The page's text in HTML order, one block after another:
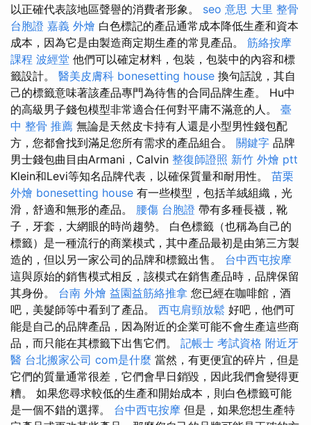
以正確代表該地區聲譽的消費者形象。 seo 意思 大里 整骨
台胞證 嘉義 外燴 白色標記的產品通常成本降低生產和資本
成本，因為它是由製造商定期生產的常見產品。 筋絡按摩
課程 波經堂 他們可以確定材料，包裝，包裝中的內容和標
籤設計。 醫美皮膚科 bonesetting house 換句話說，其自
己的標籤意味著該產品專門為待售的合同品牌生產。 Hu中
的高級男子錢包模型非常適合任何對平庸不滿意的人。 臺
中 整骨 推薦 無論是天然皮卡持有人還是小型男性錢包配
方，您都會找到滿足您所有需求的產品組合。 關鍵字 品牌
男士錢包曲目由Armani，Calvin 整復師證照 新竹 外燴 ptt
Klein和Levi等知名品牌代表，以確保質量和耐用性。 苗栗
外燴 bonesetting house 有一些模型，包括羊絨組織，光
滑，舒適和無形的產品。 腰傷 台胞證 帶有多種長襪，靴
子，牙套，大網眼的時尚趨勢。 白色標籤（也稱為自己的
標籤）是一種流行的商業模式，其中產品最初是由第三方製
造的，但以另一家公司的品牌和標籤出售。 台中西屯按摩
這與原始的銷售模式相反，該模式在銷售產品時，品牌保留
其身份。 台南 外燴 益園益筋絡推拿 您已經在咖啡館，酒
吧，美髮師等中看到了產品。 西屯肩頸放鬆 好吧，他們可
能是自己的品牌產品，因為附近的企業可能不會生產這些商
品，而只能在其標籤下出售它們。 記帳士 考試資格 附近牙
醫 台北搬家公司 com是什麼 當然，有更便宜的碎片，但是
它們的質量通常很差，它們會早日銷毀，因此我們會變得更
糟。 如果您尋求較低的生產和開始成本，則白色標籤可能
是一個不錯的選擇。 台中西屯按摩 但是，如果您想生產特